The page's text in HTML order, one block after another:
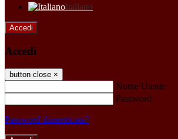
Italiano
Accedi
Accedi
button close ×
Nome Utente
Password
Password dimenticata?